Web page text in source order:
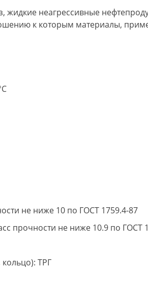
жидкие неагрессивные
к которым материалы,
не ниже 10 по ГОСТ 1759.4-87
прочности не ниже 10.9 по ГОСТ
ТРГ